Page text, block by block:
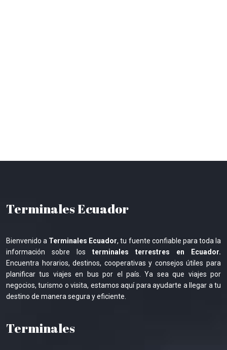
Terminales Ecuador
Bienvenido a Terminales Ecuador, tu fuente confiable para toda la
información sobre los terminales terrestres en Ecuador.
Encuentra horarios, destinos, cooperativas y consejos útiles para
planificar tus viajes en bus por el país. Ya sea que viajes por
negocios, turismo o visita, estamos aquí para ayudarte a llegar a tu
destino de manera segura y eficiente.
Terminales